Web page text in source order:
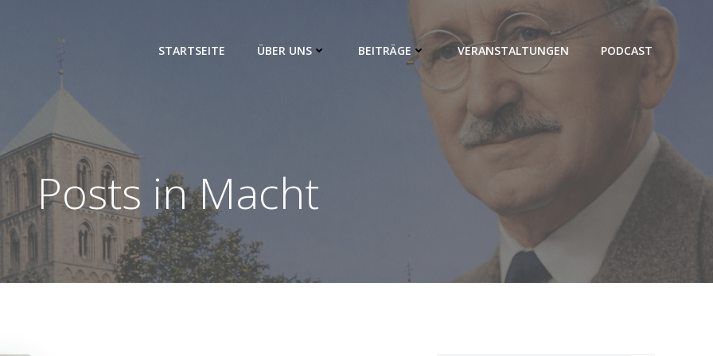
STARTSEITE ÜBER UNS BEITRÄGE VERANSTALTUNGEN PODCAST
Posts in Macht